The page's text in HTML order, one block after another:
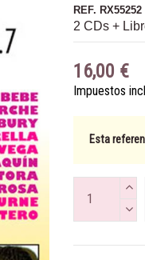
REF. RX55252
2 CDs +
16,00 €
Impuestos
Esta